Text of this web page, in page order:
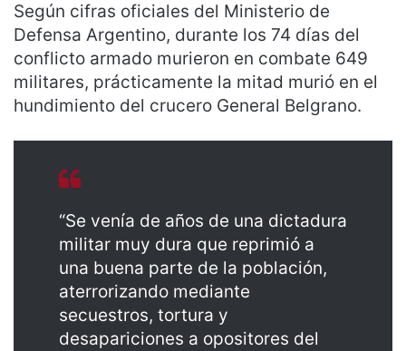
Según cifras oficiales del Ministerio de
Defensa Argentino, durante los 74 días del
conflicto armado murieron en combate 649
militares, prácticamente la mitad murió en el
hundimiento del crucero General Belgrano.
“Se venía de años de una dictadura
militar muy dura que reprimió a
una buena parte de la población,
aterrorizando mediante
secuestros, tortura y
desapariciones a opositores del